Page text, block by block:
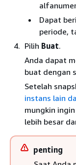
Dapat
periode,
Pilih Buat.
Anda dapat
buat dengan
Setelah
instans lain
mungkin
lebih besar
penting